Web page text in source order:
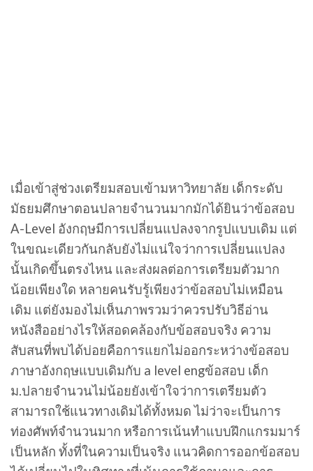
เมื่อเข้าสู่ช่วงเตรียมสอบเข้ามหาวิทยาลัย เด็กระดับ
มัธยมศึกษาตอนปลายจำนวนมากมักได้ยินว่าข้อสอบ
A-Level อังกฤษมีการเปลี่ยนแปลงจากรูปแบบเดิม แต่
ในขณะเดียวกันกลับยังไม่แน่ใจว่าการเปลี่ยนแปลง
นั้นเกิดขึ้นตรงไหน และส่งผลต่อการเตรียมตัวมาก
น้อยเพียงใด หลายคนรับรู้เพียงว่าข้อสอบไม่เหมือน
เดิม แต่ยังมองไม่เห็นภาพรวมว่าควรปรับวิธีอ่าน
หนังสืออย่างไรให้สอดคล้องกับข้อสอบจริง ความ
สับสนที่พบได้บ่อยคือการแยกไม่ออกระหว่างข้อสอบ
ภาษาอังกฤษแบบเดิมกับ a level engข้อสอบ เด็ก
ม.ปลายจำนวนไม่น้อยยังเข้าใจว่าการเตรียมตัว
สามารถใช้แนวทางเดิมได้ทั้งหมด ไม่ว่าจะเป็นการ
ท่องศัพท์จำนวนมาก หรือการเน้นทำแบบฝึกแกรมมาร์
เป็นหลัก ทั้งที่ในความเป็นจริง แนวคิดการออกข้อสอบ